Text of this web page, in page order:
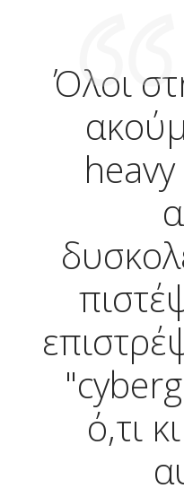
Όλοι
ό,τι